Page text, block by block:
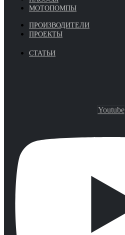
МОТОПОМПЫ
ПРОИЗВОДИТЕЛИ
ПРОЕКТЫ
СТАТЬИ
Youtube